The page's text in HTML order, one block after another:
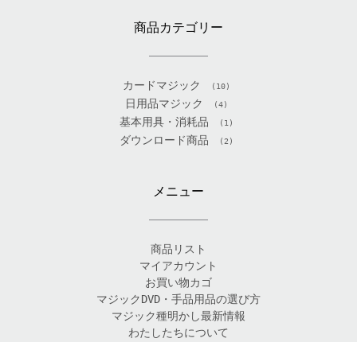
商品カテゴリー
カードマジック (10)
日用品マジック (4)
基本用具・消耗品 (1)
ダウンロード商品 (2)
メニュー
商品リスト
マイアカウント
お買い物カゴ
マジックDVD・手品用品の選び方
マジック種明かし最新情報
わたしたちについて